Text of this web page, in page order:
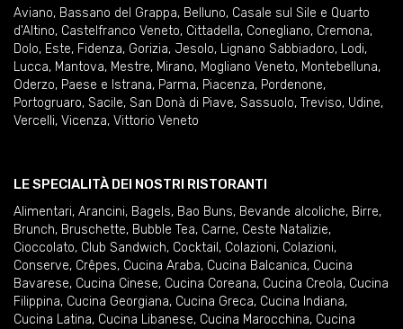
Aviano, Bassano del Grappa, Belluno, Casale sul Sile e Quarto
d'Altino, Castelfranco Veneto, Cittadella, Conegliano, Cremona,
Dolo, Este, Fidenza, Gorizia, Jesolo, Lignano Sabbiadoro, Lodi,
Lucca, Mantova, Mestre, Mirano, Mogliano Veneto, Montebelluna,
Oderzo, Paese e Istrana, Parma, Piacenza, Pordenone,
Portogruaro, Sacile, San Donà di Piave, Sassuolo, Treviso, Udine,
Vercelli, Vicenza, Vittorio Veneto
LE SPECIALITÀ DEI NOSTRI RISTORANTI
Alimentari, Arancini, Bagels, Bao Buns, Bevande alcoliche, Birre,
Brunch, Bruschette, Bubble Tea, Carne, Ceste Natalizie,
Cioccolato, Club Sandwich, Cocktail , Colazioni, Colazioni,
Conserve, Crêpes, Cucina Araba, Cucina Balcanica, Cucina
Bavarese, Cucina Cinese, Cucina Coreana, Cucina Creola, Cucina
Filippina, Cucina Georgiana, Cucina Greca, Cucina Indiana,
Cucina Latina, Cucina Libanese, Cucina Marocchina, Cucina